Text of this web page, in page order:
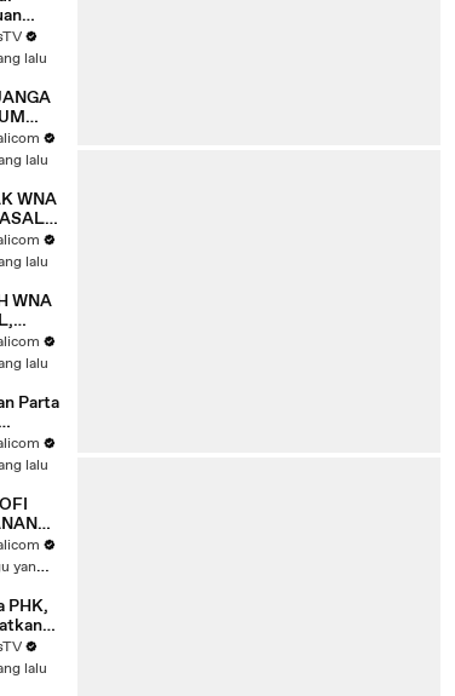
Hak
|
DKI
2 Jam
lalu
lalu
WNA
lalu
WNA
USUL
lalu
Parta
lalu
BALI |
1 minggu yang lalu
PHK,
|
lalu